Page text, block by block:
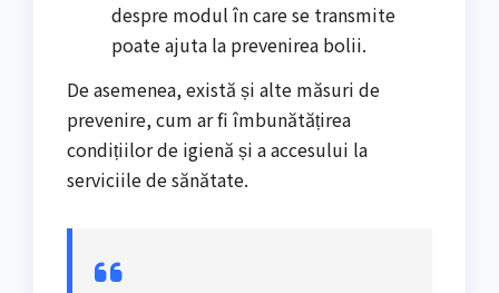
despre modul în care se transmite
poate ajuta la prevenirea bolii.
De asemenea, există și alte măsuri de
prevenire, cum ar fi îmbunătățirea
condițiilor de igienă și a accesului la
serviciile de sănătate.